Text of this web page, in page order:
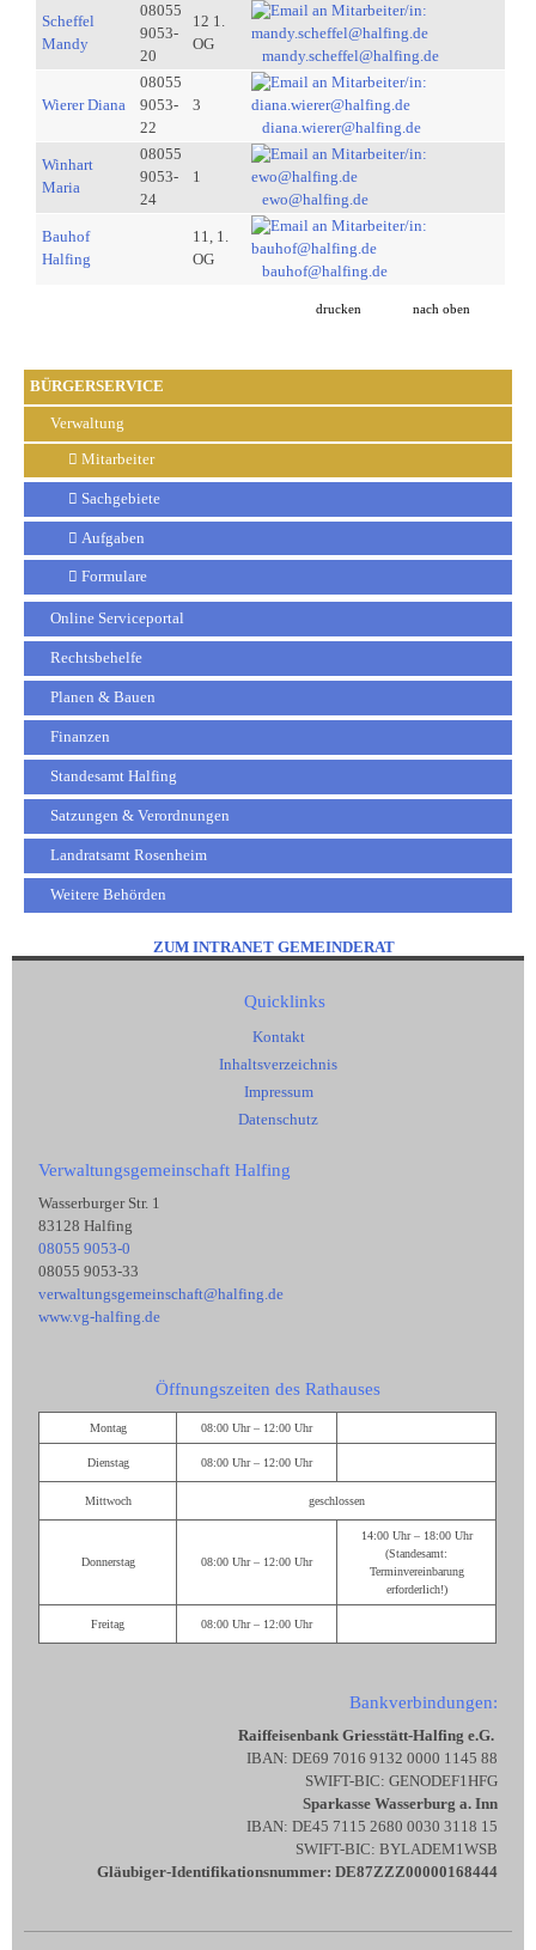
BÜRGERSERVICE
Verwaltung
Mitarbeiter
Sachgebiete
Aufgaben
Formulare
Online Serviceportal
Rechtsbehelfe
Planen & Bauen
Finanzen
Standesamt Halfing
Satzungen & Verordnungen
Landratsamt Rosenheim
Weitere Behörden
Scheffel
Mandy
08055
9053-
20
12 1.
OG
mandy.scheffel@halfing.de
Wierer Diana
08055
9053-
22
3
diana.wierer@halfing.de
Winhart
Maria
08055
9053-
24
1
ewo@halfing.de
Bauhof
Halfing
11, 1.
OG
bauhof@halfing.de
drucken nach oben
ZUM INTRANET GEMEINDERAT
Quicklinks
Kontakt
Inhaltsverzeichnis
Impressum
Datenschutz
Verwaltungsgemeinschaft Halfing
Wasserburger Str. 1
83128 Halfing
08055 9053-0
08055 9053-33
verwaltungsgemeinschaft@halfing.de
www.vg-halfing.de
Öffnungszeiten des Rathauses
Montag 08:00 Uhr – 12:00 Uhr
Dienstag 08:00 Uhr – 12:00 Uhr
Mittwoch geschlossen
Donnerstag 08:00 Uhr – 12:00 Uhr
14:00 Uhr – 18:00 Uhr
(Standesamt:
Terminvereinbarung
erforderlich!)
Freitag 08:00 Uhr – 12:00 Uhr
Bankverbindungen:
Raiffeisenbank Griesstätt-Halfing e.G.
IBAN: DE69 7016 9132 0000 1145 88
SWIFT-BIC: GENODEF1HFG
Sparkasse Wasserburg a. Inn
IBAN: DE45 7115 2680 0030 3118 15
SWIFT-BIC: BYLADEM1WSB
Gläubiger-Identifikationsnummer: DE87ZZZ00000168444